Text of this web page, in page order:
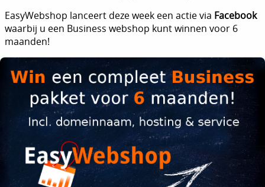
EasyWebshop lanceert deze week een actie via Facebook
waarbij u een Business webshop kunt winnen voor 6
maanden!